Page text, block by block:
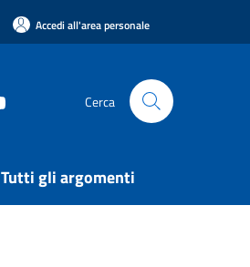
Accedi all'area personale
Cerca
Tutti gli argomenti